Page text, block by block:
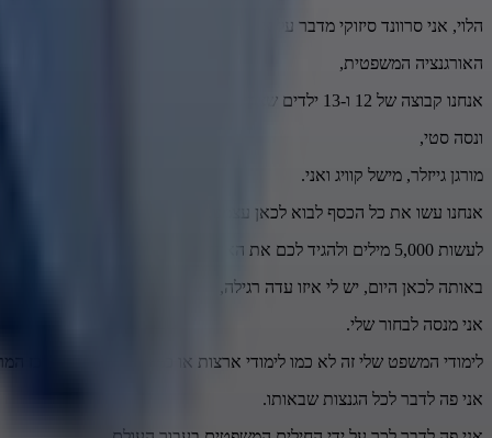
הלוי, אני סרוונד סיזוקי מדבר על אקו,
האורגנציה המשפטית,
אנחנו קבוצה של 12 ו-13 ילדים שצריכים להחליט את ההחלטה,
ונסה סטי,
מורגן גייזלר, מישל קוויג ואני.
אנחנו עשו את כל הכסף לבוא לכאן עצמנו,
לעשות 5,000 מילים ולהגיד לכם את האדולטים שאתם צריכים להחליט את הפעמים שלכם.
באותה לכאן היום, יש לי איזו עדה רגילה,
אני מנסה לבחור שלי.
לימודי המשפט שלי זה לא כמו לימודי ארצות או כמה פעמים על המרכז
אני פה לדבר לכל הגנצות שבאותו.